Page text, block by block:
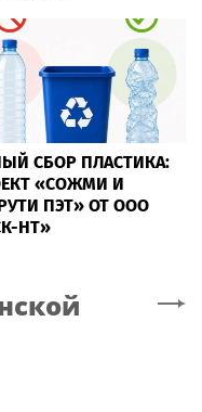
СБОР ПЛАСТИКА:
«СОЖМИ И
ПЭТ» ОТ ООО
НТ»